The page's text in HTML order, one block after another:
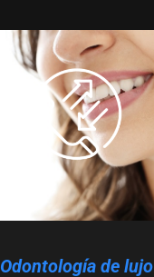
Odontología de lujo